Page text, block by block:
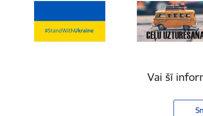
Vai šī